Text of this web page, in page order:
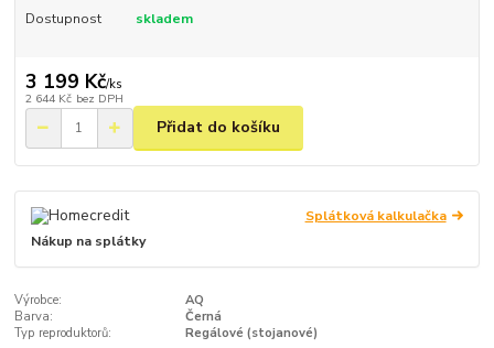
Dostupnost skladem
3 199 Kč/ks
2 644 Kč bez DPH
Přidat do košíku
Splátková kalkulačka
Nákup na splátky
Výrobce:
AQ
Barva:
Černá
Typ reproduktorů:
Regálové (stojanové)